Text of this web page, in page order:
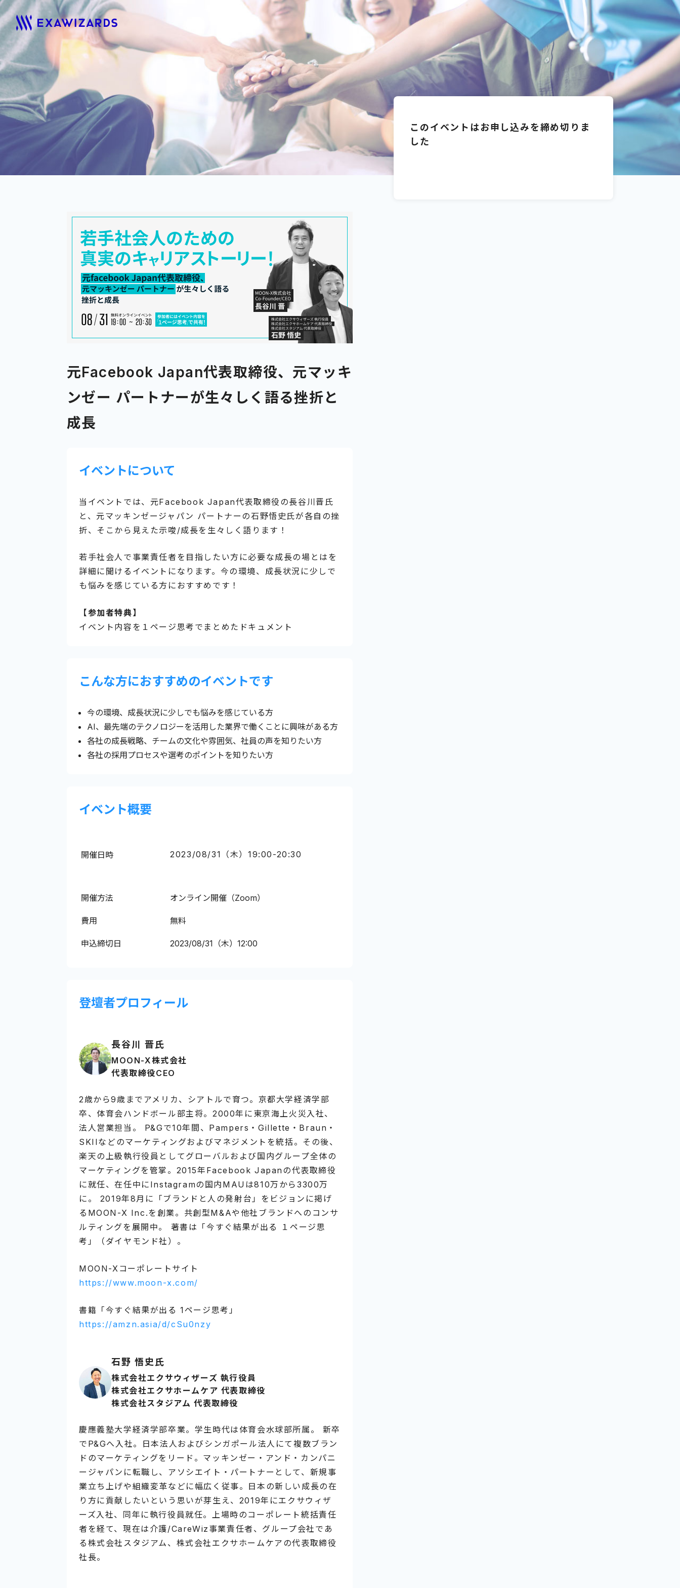
元Facebook Japan代表取締役、元マッキ
ンゼー パートナーが生々しく語る挫折と
成長
イベントについて
当イベントでは、元Facebook Japan代表取締役の長谷川晋氏
と、元マッキンゼージャパン パートナーの石野悟史氏が各自の挫
折、そこから見えた示唆/成長を生々しく語ります！
若手社会人で事業責任者を目指したい方に必要な成長の場とはを
詳細に聞けるイベントになります。今の環境、成長状況に少しで
も悩みを感じている方におすすめです！
【参加者特典】
イベント内容を１ページ思考でまとめたドキュメント
こんな方におすすめのイベントです
今の環境、成長状況に少しでも悩みを感じている方
AI、最先端のテクノロジーを活用した業界で働くことに興味がある方
各社の成長戦略、チームの文化や雰囲気、社員の声を知りたい方
各社の採用プロセスや選考のポイントを知りたい方
イベント概要
開催日時 2023/08/31（木）19:00-20:30
開催方法 オンライン開催（Zoom）
費用 無料
申込締切日 2023/08/31（木）12:00
登壇者プロフィール
長谷川 晋氏
MOON-X株式会社
代表取締役CEO
2歳から9歳までアメリカ、シアトルで育つ。京都大学経済学部
卒、体育会ハンドボール部主将。2000年に東京海上火災入社、
法人営業担当。 P&Gで10年間、Pampers・Gillette・Braun・
SKIIなどのマーケティングおよびマネジメントを統括。その後、
楽天の上級執行役員としてグローバルおよび国内グループ全体の
マーケティングを管掌。2015年Facebook Japanの代表取締役
に就任、在任中にInstagramの国内MAUは810万から3300万
に。 2019年8月に「ブランドと人の発射台」をビジョンに掲げ
るMOON-X Inc.を創業。共創型M&Aや他社ブランドへのコンサ
ルティングを展開中。 著書は「今すぐ結果が出る １ページ思
考」（ダイヤモンド社）。
MOON-Xコーポレートサイト
https://www.moon-x.com/
書籍「今すぐ結果が出る 1ページ思考」
https://amzn.asia/d/cSu0nzy
石野 悟史氏
株式会社エクサウィザーズ 執行役員
株式会社エクサホームケア 代表取締役
株式会社スタジアム 代表取締役
慶應義塾大学経済学部卒業。学生時代は体育会水球部所属。 新卒
でP&Gへ入社。日本法人およびシンガポール法人にて複数ブラン
ドのマーケティングをリード。マッキンゼー・アンド・カンパニ
ージャパンに転職し、アソシエイト・パートナーとして、新規事
業立ち上げや組織変革などに幅広く従事。日本の新しい成長の在
り方に貢献したいという思いが芽生え、2019年にエクサウィザ
ーズ入社、同年に執行役員就任。上場時のコーポレート統括責任
者を経て、現在は介護/CareWiz事業責任者、グループ会社であ
る株式会社スタジアム、株式会社エクサホームケアの代表取締役
社長。
このイベントはお申し込みを締め切りま
した